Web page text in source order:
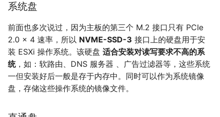
系统盘
前面也多次说过，因为主板的第三个 M.2 接口只有 PCIe
2.0 × 4 速率，所以 NVME-SSD-3 接口上的硬盘用于安
装 ESXi 操作系统。该硬盘 适合安装对读写要求不高的系
统，如：软路由、DNS 服务器 、广告过滤器等，这些系统
一但安装好后一般是存于内存中。同时可以作为系统镜像
盘，存储这些操作系统的镜像文件。